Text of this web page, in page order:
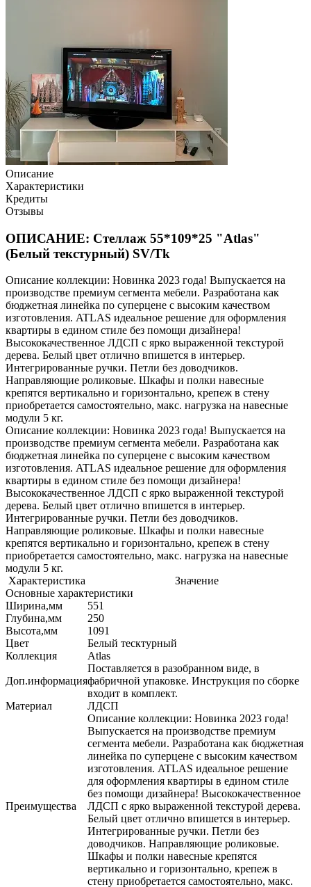
Описание
Характеристики
Кредиты
Отзывы
ОПИСАНИЕ: Стеллаж 55*109*25 "Atlas"
(Белый текстурный) SV/Tk
Описание коллекции: Новинка 2023 года! Выпускается на
производстве премиум сегмента мебели. Разработана как
бюджетная линейка по суперцене с высоким качеством
изготовления. ATLAS идеальное решение для оформления
квартиры в едином стиле без помощи дизайнера!
Высококачественное ЛДСП с ярко выраженной текстурой
дерева. Белый цвет отлично впишется в интерьер.
Интегрированные ручки. Петли без доводчиков.
Направляющие роликовые. Шкафы и полки навесные
крепятся вертикально и горизонтально, крепеж в стену
приобретается самостоятельно, макс. нагрузка на навесные
модули 5 кг.
Описание коллекции: Новинка 2023 года! Выпускается на
производстве премиум сегмента мебели. Разработана как
бюджетная линейка по суперцене с высоким качеством
изготовления. ATLAS идеальное решение для оформления
квартиры в едином стиле без помощи дизайнера!
Высококачественное ЛДСП с ярко выраженной текстурой
дерева. Белый цвет отлично впишется в интерьер.
Интегрированные ручки. Петли без доводчиков.
Направляющие роликовые. Шкафы и полки навесные
крепятся вертикально и горизонтально, крепеж в стену
приобретается самостоятельно, макс. нагрузка на навесные
модули 5 кг.
Характеристика
Значение
Основные характеристики
Ширина,мм
551
Глубина,мм
250
Высота,мм
1091
Цвет
Белый тесктурный
Коллекция
Atlas
Доп.информация
Поставляется в разобранном виде, в
фабричной упаковке. Инструкция по сборке
входит в комплект.
Материал
ЛДСП
Преимущества
Описание коллекции: Новинка 2023 года!
Выпускается на производстве премиум
сегмента мебели. Разработана как бюджетная
линейка по суперцене с высоким качеством
изготовления. ATLAS идеальное решение
для оформления квартиры в едином стиле
без помощи дизайнера! Высококачественное
ЛДСП с ярко выраженной текстурой дерева.
Белый цвет отлично впишется в интерьер.
Интегрированные ручки. Петли без
доводчиков. Направляющие роликовые.
Шкафы и полки навесные крепятся
вертикально и горизонтально, крепеж в
стену приобретается самостоятельно, макс.